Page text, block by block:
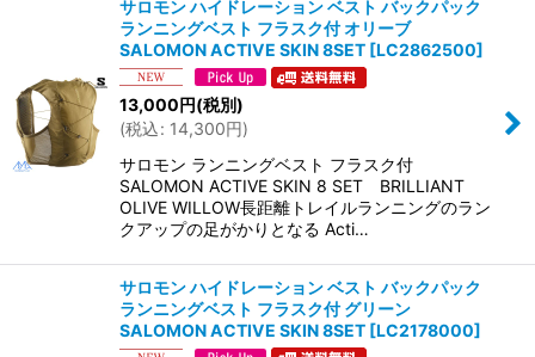
サロモン ハイドレーション ベスト バックパック
ランニングベスト フラスク付 オリーブ
SALOMON ACTIVE SKIN 8SET [LC2862500]
13,000円(税別)
(税込: 14,300円)
サロモン ランニングベスト フラスク付
SALOMON ACTIVE SKIN 8 SET BRILLIANT
OLIVE WILLOW長距離トレイルランニングのラン
クアップの足がかりとなる Acti…
サロモン ハイドレーション ベスト バックパック
ランニングベスト フラスク付 グリーン
SALOMON ACTIVE SKIN 8SET [LC2178000]